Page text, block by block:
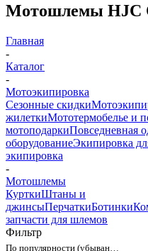
Мотошлемы HJC
Главная
-
Каталог
-
Мотоэкипировка
Сезонные скидки
жилеткиМототермобелье и
мотоподаркиПовседневная
оборудованиеЭкипировка
экипировка
-
Мотошлемы
КурткиШтаны и
джинсыПерчаткиБотинки
запчасти для шлемов
Фильтр